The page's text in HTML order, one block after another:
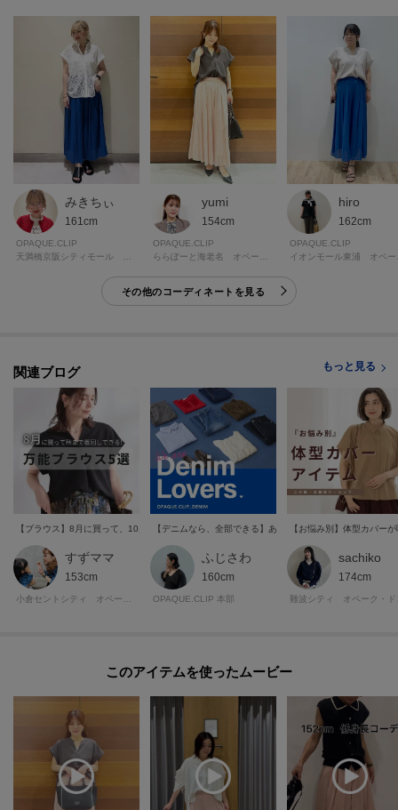
モデル情報：身長163cm B82 W62 H91 着用サイズ：38（M）
みきちぃ
161cm
OPAQUE.CLIP
yumi
154cm
OPAQUE.CLIP
hiro
162cm
OPAQUE.CLIP
その他のコーディネートを見る
関連ブログ もっと見る
【ブラウス】8月に買って、10月まで着回せる服を集めました！
すずママ
153cm
【デニムなら、全部できる】あなたの運命の一本は？美脚
ふじさわ
160cm
OPAQUE.CLIP 本部
【お悩み別】体型カバー
sachiko
174cm
このアイテムを使ったムービー